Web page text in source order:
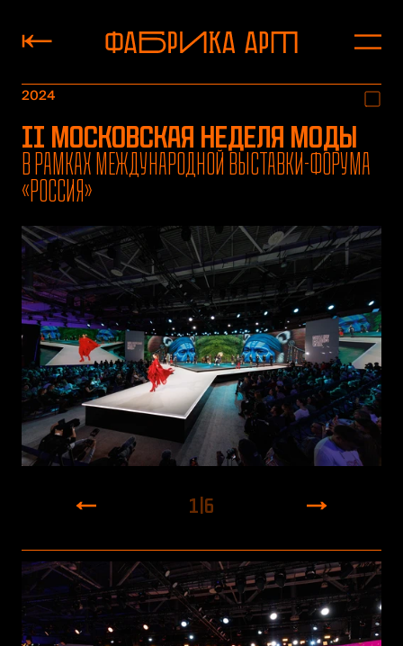
II Московская неделя моды
В рамках Международной выставки-форума
«Россия»
1 6
2024